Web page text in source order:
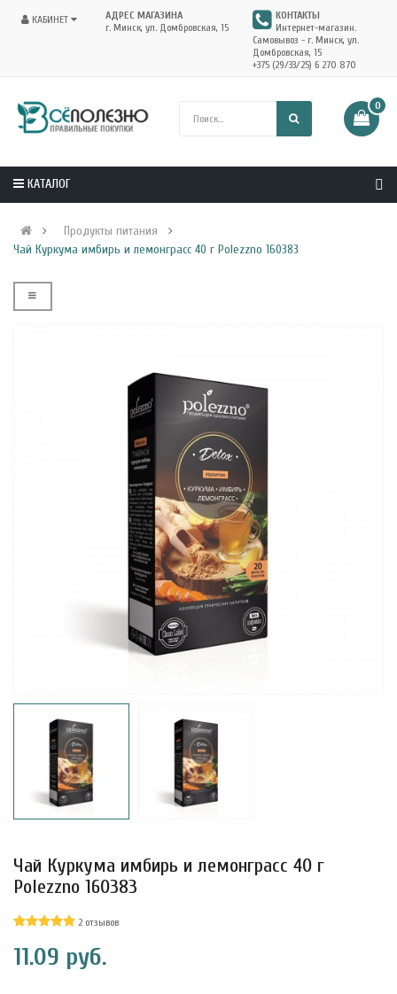
КАБИНЕТ
АДРЕС МАГАЗИНА
г. Минск, ул. Домбровская, 15
КОНТАКТЫ
Интернет-магазин.
Самовывоз - г. Минск, ул.
Домбровская, 15
+375 (29/33/25) 6 270 870
0
КАТАЛОГ
Продукты питания
Чай Куркума имбирь и лемонграсс 40 г Polezzno 160383
Чай Куркума имбирь и лемонграсс 40 г
Polezzno 160383
2 отзывов
11.09 руб.